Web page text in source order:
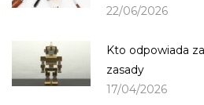
22/06/2026
Kto odpowiada
zasady
17/04/2026